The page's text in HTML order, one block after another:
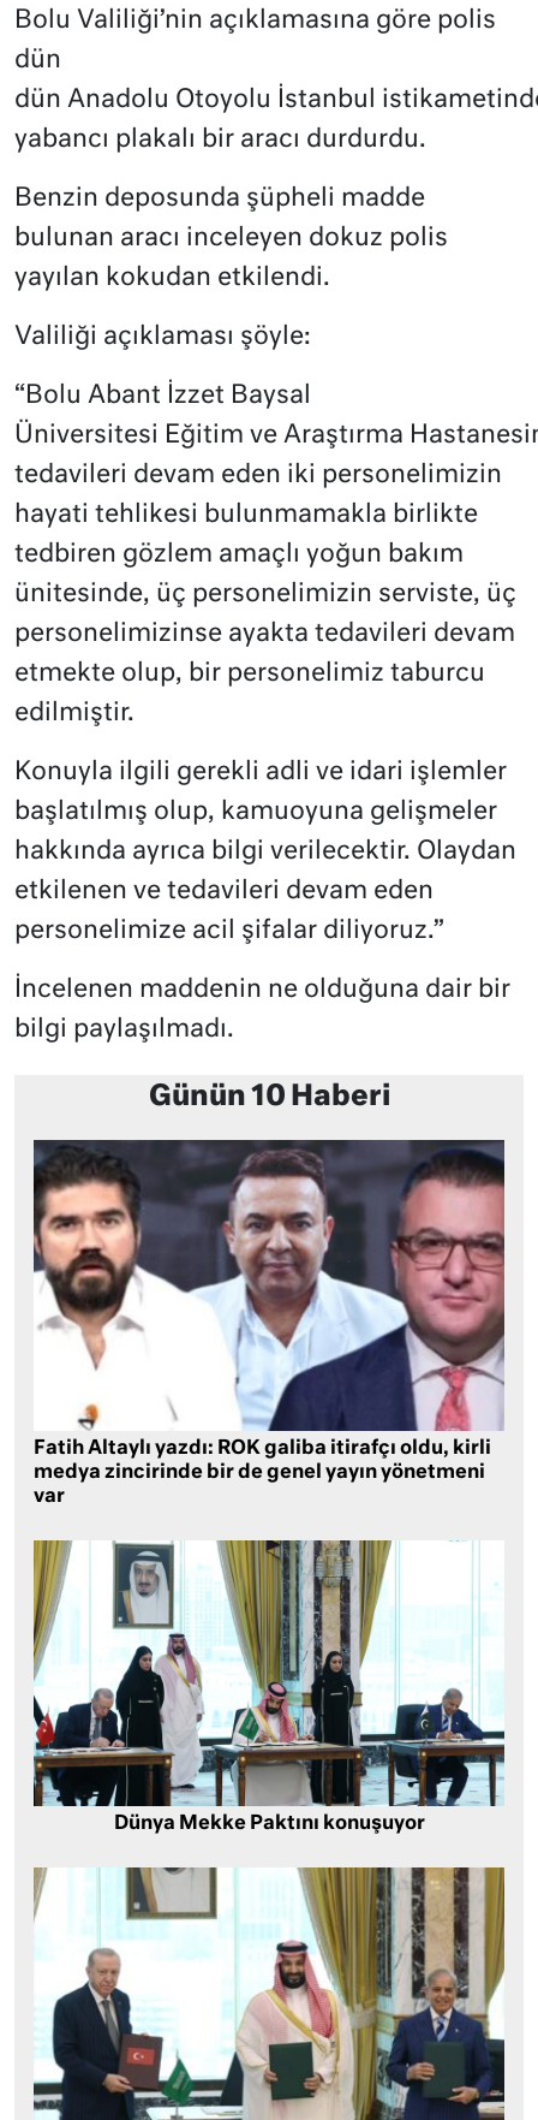
Bolu Valiliği’nin açıklamasına göre polis
dün
dün Anadolu Otoyolu İstanbul
yabancı plakalı bir aracı durdurdu.
Benzin deposunda şüpheli madde
bulunan aracı inceleyen dokuz polis
yayılan kokudan etkilendi.
Valiliği açıklaması şöyle:
“Bolu Abant İzzet Baysal
Üniversitesi Eğitim ve Araştırma
tedavileri devam eden iki personelimizin
hayati tehlikesi bulunmamakla birlikte
tedbiren gözlem amaçlı yoğun bakım
ünitesinde, üç personelimizin serviste, üç
personelimizinse ayakta tedavileri devam
etmekte olup, bir personelimiz taburcu
edilmiştir.
Konuyla ilgili gerekli adli ve idari işlemler
başlatılmış olup, kamuoyuna gelişmeler
hakkında ayrıca bilgi verilecektir. Olaydan
etkilenen ve tedavileri devam eden
personelimize acil şifalar diliyoruz.”
İncelenen maddenin ne olduğuna dair bir
bilgi paylaşılmadı.
Günün 10 Haberi
Fatih Altaylı yazdı: ROK galiba itirafçı oldu, kirli
medya zincirinde bir de genel yayın yönetmeni
var
Dünya Mekke Paktını konuşuyor